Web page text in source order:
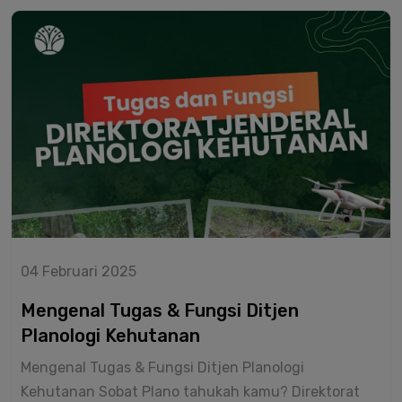
https://www.collect.earth/).
tercatat memiliki ± 27.470.61 Hutan Mangrove (Data
Penutupan Lahan Indonesia Tahun 2023).
Instagram : @bpkhtl.18aceh
04 Februari 2025
Mengenal Tugas & Fungsi Ditjen
Planologi Kehutanan
Mengenal Tugas & Fungsi Ditjen Planologi
Kehutanan Sobat Plano tahukah kamu? Direktorat